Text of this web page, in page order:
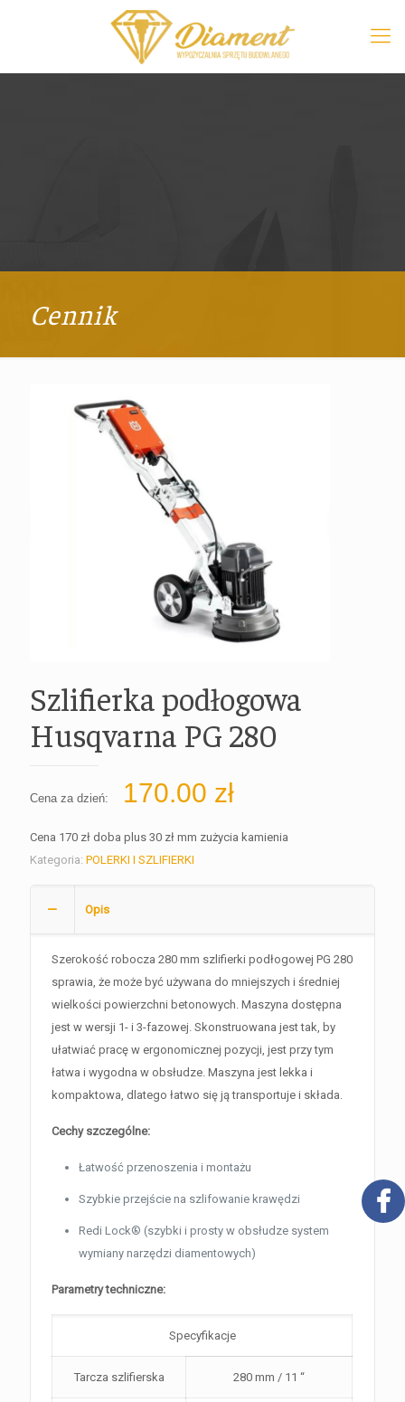
Cennik
Szlifierka podłogowa
Husqvarna PG 280
Cena za dzień: 170.00 zł
Cena 170 zł doba plus 30 zł mm zużycia kamienia
Kategoria: POLERKI I SZLIFIERKI
Opis
Szerokość robocza 280 mm szlifierki podłogowej PG 280
sprawia, że może być używana do mniejszych i średniej
wielkości powierzchni betonowych. Maszyna dostępna
jest w wersji 1- i 3-fazowej. Skonstruowana jest tak, by
ułatwiać pracę w ergonomicznej pozycji, jest przy tym
łatwa i wygodna w obsłudze. Maszyna jest lekka i
kompaktowa, dlatego łatwo się ją transportuje i składa.
Cechy szczególne:
Łatwość przenoszenia i montażu
Szybkie przejście na szlifowanie krawędzi
Redi Lock® (szybki i prosty w obsłudze system
wymiany narzędzi diamentowych)
Parametry techniczne:
Specyfikacje
Tarcza szlifierska 280 mm / 11 “